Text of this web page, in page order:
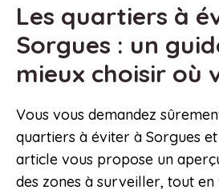
Les quartiers à
Sorgues : un
mieux choisir où
Vous vous demandez
quartiers à éviter à Sorgues
article vous propose un
des zones à surveiller, tout